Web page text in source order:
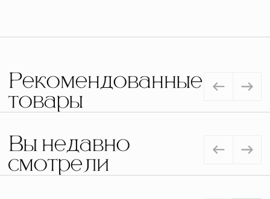
Рекомендованные
товары
Вы недавно
смотрели